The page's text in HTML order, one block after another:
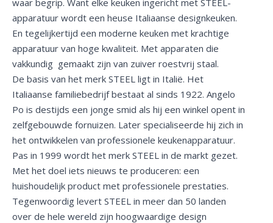
apparatuur wordt een heuse Italiaanse designkeuken.
En tegelijkertijd een moderne keuken met krachtige
apparatuur van hoge kwaliteit. Met apparaten die
vakkundig gemaakt zijn van zuiver roestvrij staal.
De basis van het merk STEEL ligt in Italië. Het
Italiaanse familiebedrijf bestaat al sinds 1922. Angelo
Po is destijds een jonge smid als hij een winkel opent in
zelfgebouwde fornuizen. Later specialiseerde hij zich in
het ontwikkelen van professionele keukenapparatuur.
Pas in 1999 wordt het merk STEEL in de markt gezet.
Met het doel iets nieuws te produceren: een
huishoudelijk product met professionele prestaties.
Tegenwoordig levert STEEL in meer dan 50 landen
over de hele wereld zijn hoogwaardige design